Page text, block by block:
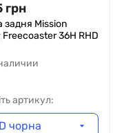
грн
задня Mission
Freecoaster 36H RHD
артикул:
чорна